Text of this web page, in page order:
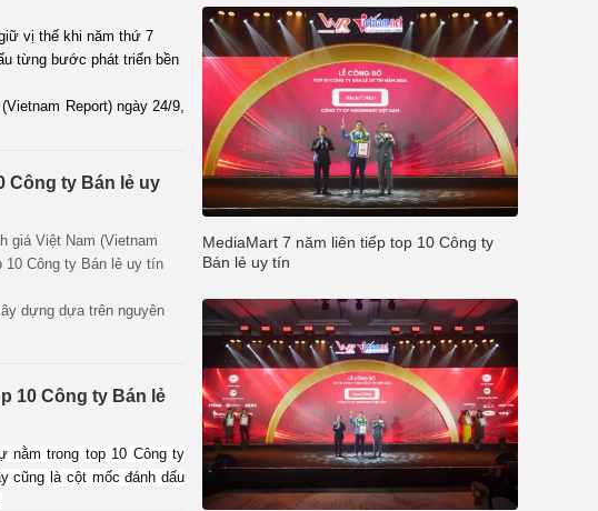
vị thế khi năm thứ 7
từng bước phát triển bền
Report) ngày 24/9,
Công ty Bán lẻ uy
giá Việt Nam (Vietnam
10 Công ty Bán lẻ uy tín
dựng dựa trên nguyên
các kênh truyền thông
và các bên liên quan
10 Công ty Bán lẻ
nằm trong top 10 Công ty
cũng là cột mốc đánh dấu
MediaMart 7 năm liên tiếp top 10 Công ty
Bán lẻ uy tín